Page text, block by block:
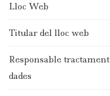
Lloc Web
Titular del lloc web
Responsable tractament
dades